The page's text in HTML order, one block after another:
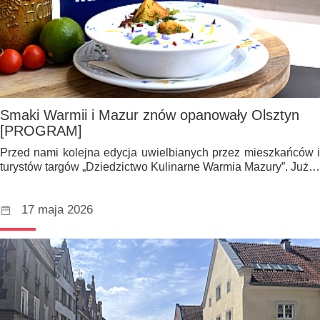
Smaki Warmii i Mazur znów opanowały Olsztyn
[PROGRAM]
Przed nami kolejna edycja uwielbianych przez mieszkańców i
turystów targów „Dziedzictwo Kulinarne Warmia Mazury”. Już…
17 maja 2026